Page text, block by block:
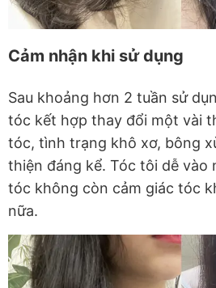
Cảm nhận khi sử dụng
Sau khoảng hơn 2 tuần sử
tóc kết hợp thay đổi một vài
tóc, tình trạng khô xơ, bông
thiện đáng kể. Tóc tôi dễ vào
tóc không còn cảm giác tóc
nữa.